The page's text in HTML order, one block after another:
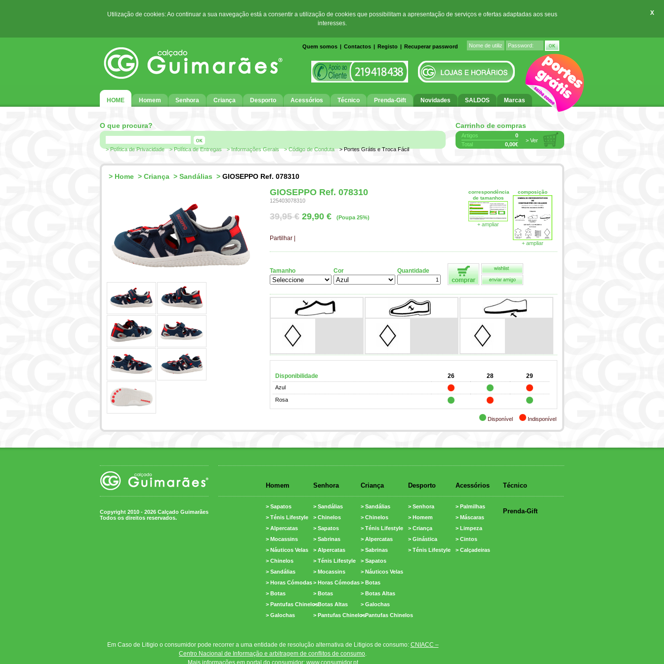
Utilização de cookies: Ao continuar a sua navegação está a consentir a utilização de cookies que possibilitam a apresentação de serviços e ofertas adaptadas aos seus
interesses.
X
Quem somos | Contactos | Registo | Recuperar password
HOME Homem Senhora Criança Desporto Acessórios Técnico Prenda-Gift Novidades SALDOS Marcas
O que procura? Carrinho de compras
> Política de Privacidade > Política de Entregas > Informações Gerais > Código de Conduta > Portes Grátis e Troca Fácil
Artigos
0
Total
0,00€
> Ver
> Home > Criança > Sandálias > GIOSEPPO Ref. 078310
GIOSEPPO Ref. 078310
125403078310
39,95 € 29,90 € (Poupa 25%)
Partilhar
composição
+ ampliar
correspondência
de tamanhos
+ ampliar
Tamanho Cor Quantidade
Disponibilidade 26 28 29
Azul
Rosa
Disponível Indisponível
Copyright 2010 - 2026 Calçado Guimarães
Todos os direitos reservados.
Homem
> Sapatos
> Ténis Lifestyle
> Alpercatas
> Mocassins
> Náuticos Velas
> Chinelos
> Sandálias
> Horas Cómodas
> Botas
> Pantufas Chinelos
> Galochas
Senhora
> Sandálias
> Chinelos
> Sapatos
> Sabrinas
> Alpercatas
> Ténis Lifestyle
> Mocassins
> Horas Cómodas
> Botas
> Botas Altas
> Pantufas Chinelos
Criança
> Sandálias
> Chinelos
> Ténis Lifestyle
> Alpercatas
> Sabrinas
> Sapatos
> Náuticos Velas
> Botas
> Botas Altas
> Galochas
> Pantufas Chinelos
Desporto
> Senhora
> Homem
> Criança
> Ginástica
> Ténis Lifestyle
Acessórios
> Palmilhas
> Máscaras
> Limpeza
> Cintos
> Calçadeiras
Técnico
Prenda-Gift
Em Caso de Litigio o consumidor pode recorrer a uma entidade de resolução alternativa de Litigios de consumo: CNIACC –
Centro Nacional de Informação e arbitragem de conflitos de consumo.
Mais informações em portal do consumidor: www.consumidor.pt